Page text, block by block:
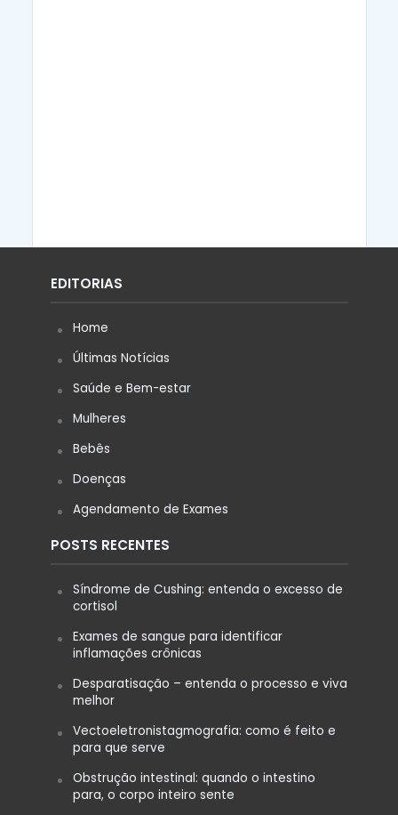
EDITORIAS
Home
Últimas Notícias
Saúde e Bem-estar
Mulheres
Bebês
Doenças
Agendamento de Exames
POSTS RECENTES
Síndrome de Cushing: entenda o excesso de
cortisol
Exames de sangue para identificar
inflamações crônicas
Desparatisação – entenda o processo e viva
melhor
Vectoeletronistagmografia: como é feito e
para que serve
Obstrução intestinal: quando o intestino
para, o corpo inteiro sente